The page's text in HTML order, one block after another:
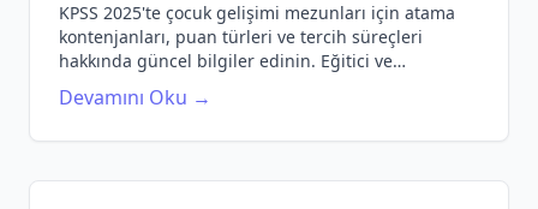
KPSS 2025'te çocuk gelişimi mezunları için atama
kontenjanları, puan türleri ve tercih süreçleri
hakkında güncel bilgiler edinin. Eğitici ve
bilgilendirici içerik ile sınav hazırlığınızı
destekleyin.
Devamını Oku →